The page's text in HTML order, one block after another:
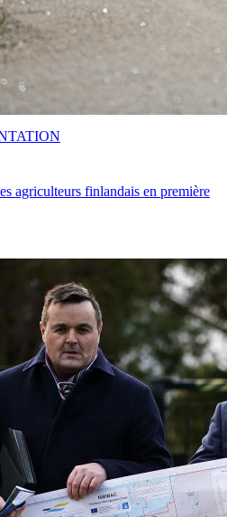
agriculteurs finlandais en première